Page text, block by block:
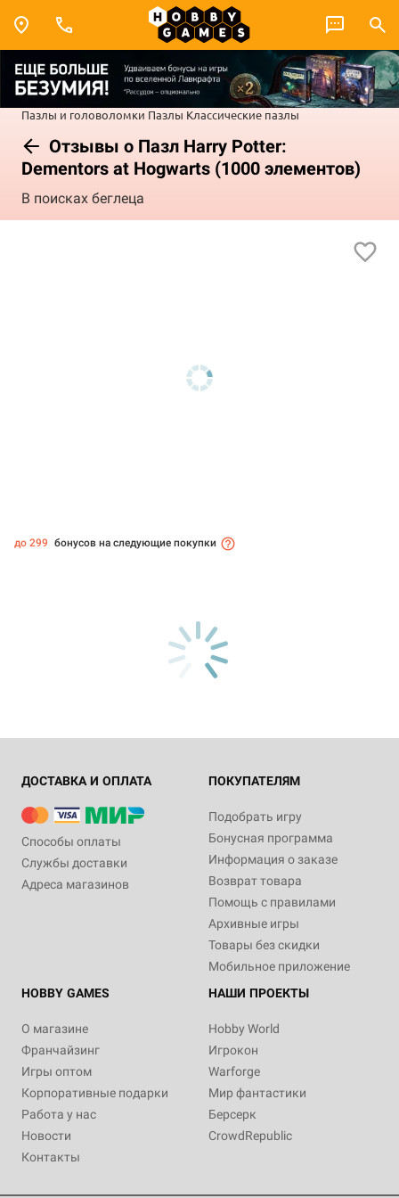
Пазлы и головоломки Пазлы Классические пазлы
Отзывы о Пазл Harry Potter:
Dementors at Hogwarts (1000 элементов)
В поисках беглеца
до 299 бонусов на следующие покупки
ДОСТАВКА И ОПЛАТА
Способы оплаты
Службы доставки
Адреса магазинов
ПОКУПАТЕЛЯМ
Подобрать игру
Бонусная программа
Информация о заказе
Возврат товара
Помощь с правилами
Архивные игры
Товары без скидки
Мобильное приложение
HOBBY GAMES
О магазине
Франчайзинг
Игры оптом
Корпоративные подарки
Работа у нас
Новости
Контакты
НАШИ ПРОЕКТЫ
Hobby World
Игрокон
Warforge
Мир фантастики
Берсерк
CrowdRepublic